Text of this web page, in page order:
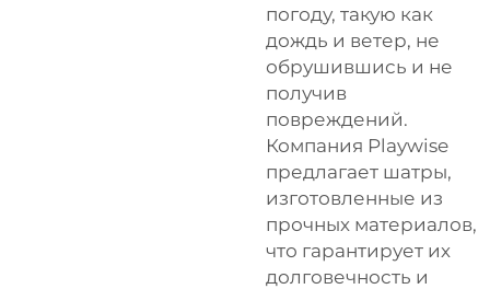
погоду, такую как
дождь и ветер, не
обрушившись и не
получив
повреждений.
Компания Playwise
предлагает шатры,
изготовленные из
прочных материалов,
что гарантирует их
долговечность и